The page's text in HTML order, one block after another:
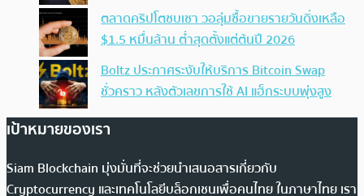
ตลาดคริปโตซบเซา วอลุ่มซื้อขายรายวันดิ่งเหลือ
$1.5 หมื่นล้าน ต่ำสุดตั้งแต่ต้นปี 2026
Boltz ประกาศระงับให้บริการ Bitcoin Swap
ชั่วคราว หลังตัวเลขการใช้ AI แฮ็กระบบพุ่งสูง
เป้าหมายของเรา
Siam Blockchain มุ่งมั่นที่จะช่วยนำเสนอสารเกี่ยวกับ
Cryptocurrency และเทคโนโลยีบล็อกเชนเพื่อคนไทย ในภาษาไทย เรา